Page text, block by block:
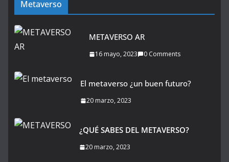
Metaverso
METAVERSO AR
16 mayo, 2023 0 Comments
El metaverso ¿un buen futuro?
20 marzo, 2023
¿QUÉ SABES DEL METAVERSO?
20 marzo, 2023